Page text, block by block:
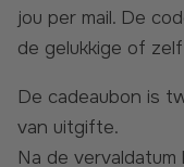
jou per mail. De
de gelukkige of
De cadeaubon is twee jaar geldig vanaf de datum
van uitgifte.
Na de vervaldatum kan de cadeaubon niet meer